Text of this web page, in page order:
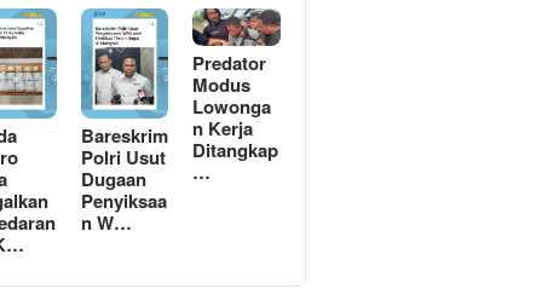
Bareskrim
Polri Usut
Dugaan
Penyiksaa
n W…
Predator
Modus
Lowonga
n Kerja
Ditangkap
…